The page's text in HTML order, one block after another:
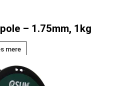
– 1.75mm, 1kg
mere